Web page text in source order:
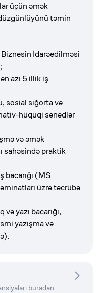
üçün əmək
təmin
İdarəedilməsi
azı 5 illik iş
sığorta və
hüquqi sənədlər
və əmək
sahəsində praktik
(MS
üzrə təcrübə
yazı bacarığı,
yazışma və
buradan